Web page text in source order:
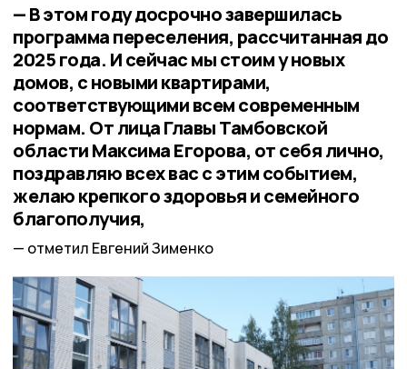
— В этом году досрочно завершилась
программа переселения, рассчитанная до
2025 года. И сейчас мы стоим у новых
домов, с новыми квартирами,
соответствующими всем современным
нормам. От лица Главы Тамбовской
области Максима Егорова, от себя лично,
поздравляю всех вас с этим событием,
желаю крепкого здоровья и семейного
благополучия,
отметил Евгений Зименко